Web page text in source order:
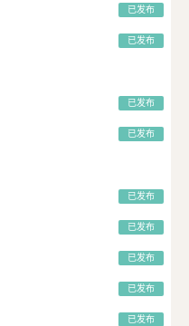
已发布
已发布
已发布
已发布
已发布
已发布
已发布
已发布
已发布